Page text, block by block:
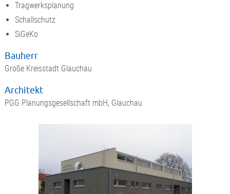
Tragwerksplanung
Schallschutz
SiGeKo
Bauherr
Große Kreisstadt Glauchau
Architekt
PGG Planungsgesellschaft mbH, Glauchau